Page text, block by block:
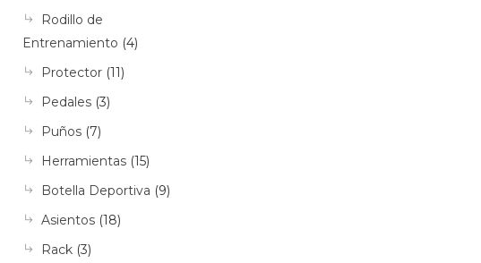
Rodillo de
Entrenamiento (4)
Protector (11)
Pedales (3)
Puños (7)
Herramientas (15)
Botella Deportiva (9)
Asientos (18)
Rack (3)